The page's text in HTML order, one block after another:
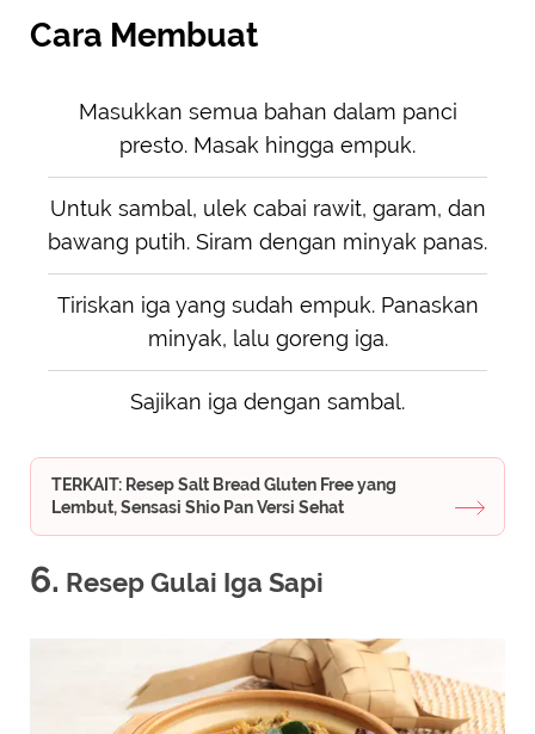
Cara Membuat
Masukkan semua bahan dalam panci
presto. Masak hingga empuk.
Untuk sambal, ulek cabai rawit, garam, dan
bawang putih. Siram dengan minyak panas.
Tiriskan iga yang sudah empuk. Panaskan
minyak, lalu goreng iga.
Sajikan iga dengan sambal.
TERKAIT: Resep Salt Bread Gluten Free yang
Lembut, Sensasi Shio Pan Versi Sehat
6. Resep Gulai Iga Sapi